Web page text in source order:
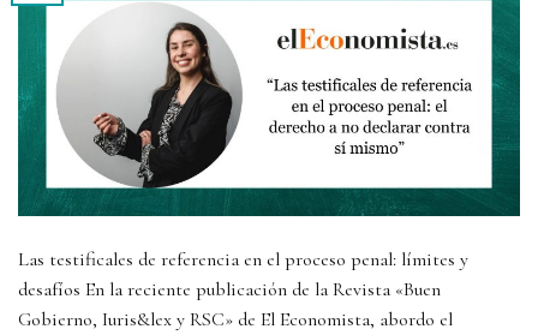
Las testificales de referencia en el proceso penal: límites y
desafíos En la reciente publicación de la Revista «Buen
Gobierno, Iuris&lex y RSC» de El Economista, abordo el